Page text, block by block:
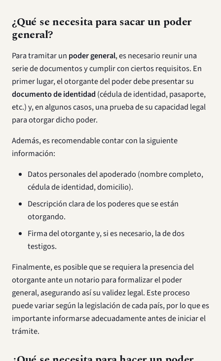
¿Qué se necesita para sacar un poder
general?
Para tramitar un poder general, es necesario reunir una
serie de documentos y cumplir con ciertos requisitos. En
primer lugar, el otorgante del poder debe presentar su
documento de identidad (cédula de identidad, pasaporte,
etc.) y, en algunos casos, una prueba de su capacidad legal
para otorgar dicho poder.
Además, es recomendable contar con la siguiente
información:
Datos personales del apoderado (nombre completo,
cédula de identidad, domicilio).
Descripción clara de los poderes que se están
otorgando.
Firma del otorgante y, si es necesario, la de dos
testigos.
Finalmente, es posible que se requiera la presencia del
otorgante ante un notario para formalizar el poder
general, asegurando así su validez legal. Este proceso
puede variar según la legislación de cada país, por lo que es
importante informarse adecuadamente antes de iniciar el
trámite.